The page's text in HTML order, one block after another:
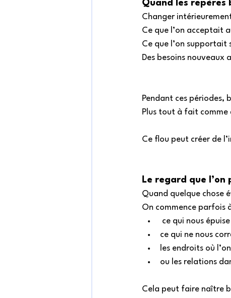
Quand les repères
Changer
Ce que l’on acceptait
Ce que l’on supportait
Des besoins nouveaux
Pendant ces périodes,
Plus tout à fait comme
Ce flou peut créer de
Le regard que l’on
Quand quelque chose
On commence parfois
ce qui nous
ce qui ne nous
les endroits où
ou les relations
Cela peut faire naître